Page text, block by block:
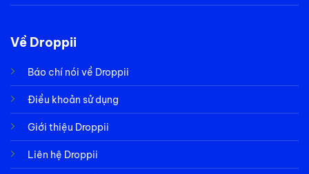
Về Droppii
Báo chí nói về Droppii
Điều khoản sử dụng
Giới thiệu Droppii
Liên hệ Droppii